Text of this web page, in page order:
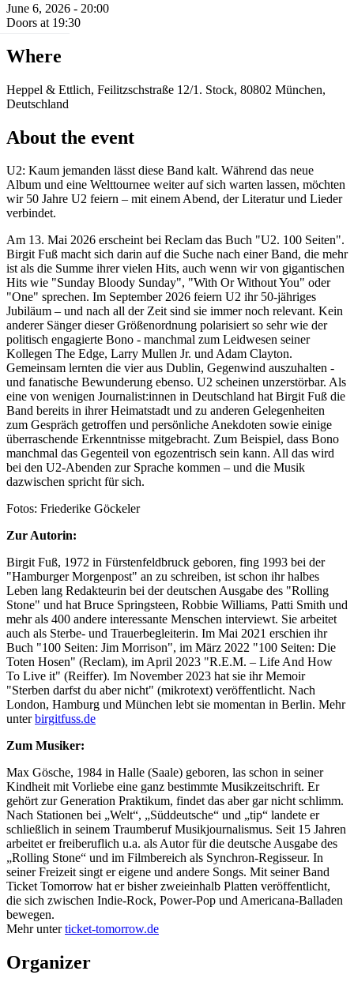
June 6, 2026 - 20:00
Doors at 19:30
Where
Heppel & Ettlich, Feilitzschstraße 12/1. Stock, 80802 München,
Deutschland
About the event
U2: Kaum jemanden lässt diese Band kalt. Während das neue
Album und eine Welttournee weiter auf sich warten lassen, möchten
wir 50 Jahre U2 feiern – mit einem Abend, der Literatur und Lieder
verbindet.
Am 13. Mai 2026 erscheint bei Reclam das Buch "U2. 100 Seiten".
Birgit Fuß macht sich darin auf die Suche nach einer Band, die mehr
ist als die Summe ihrer vielen Hits, auch wenn wir von gigantischen
Hits wie "Sunday Bloody Sunday", "With Or Without You" oder
"One" sprechen. Im September 2026 feiern U2 ihr 50-jähriges
Jubiläum – und nach all der Zeit sind sie immer noch relevant. Kein
anderer Sänger dieser Größenordnung polarisiert so sehr wie der
politisch engagierte Bono - manchmal zum Leidwesen seiner
Kollegen The Edge, Larry Mullen Jr. und Adam Clayton.
Gemeinsam lernten die vier aus Dublin, Gegenwind auszuhalten -
und fanatische Bewunderung ebenso. U2 scheinen unzerstörbar. Als
eine von wenigen Journalist:innen in Deutschland hat Birgit Fuß die
Band bereits in ihrer Heimatstadt und zu anderen Gelegenheiten
zum Gespräch getroffen und persönliche Anekdoten sowie einige
überraschende Erkenntnisse mitgebracht. Zum Beispiel, dass Bono
manchmal das Gegenteil von egozentrisch sein kann. All das wird
bei den U2-Abenden zur Sprache kommen – und die Musik
dazwischen spricht für sich.
Fotos: Friederike Göckeler
Zur Autorin:
Birgit Fuß, 1972 in Fürstenfeldbruck geboren, fing 1993 bei der
"Hamburger Morgenpost" an zu schreiben, ist schon ihr halbes
Leben lang Redakteurin bei der deutschen Ausgabe des "Rolling
Stone" und hat Bruce Springsteen, Robbie Williams, Patti Smith und
mehr als 400 andere interessante Menschen interviewt. Sie arbeitet
auch als Sterbe- und Trauerbegleiterin. Im Mai 2021 erschien ihr
Buch "100 Seiten: Jim Morrison", im März 2022 "100 Seiten: Die
Toten Hosen" (Reclam), im April 2023 "R.E.M. – Life And How
To Live it" (Reiffer). Im November 2023 hat sie ihr Memoir
"Sterben darfst du aber nicht" (mikrotext) veröffentlicht. Nach
London, Hamburg und München lebt sie momentan in Berlin. Mehr
unterbirgitfuss.de
Zum Musiker:
Max Gösche, 1984 in Halle (Saale) geboren, las schon in seiner
Kindheit mit Vorliebe eine ganz bestimmte Musikzeitschrift. Er
gehört zur Generation Praktikum, findet das aber gar nicht schlimm.
Nach Stationen bei „Welt“, „Süddeutsche“ und „tip“ landete er
schließlich in seinem Traumberuf Musikjournalismus. Seit 15 Jahren
arbeitet er freiberuflich u.a. als Autor für die deutsche Ausgabe des
„Rolling Stone“ und im Filmbereich als Synchron-Regisseur. In
seiner Freizeit singt er eigene und andere Songs. Mit seiner Band
Ticket Tomorrow hat er bisher zweieinhalb Platten veröffentlicht,
die sich zwischen Indie-Rock, Power-Pop und Americana-Balladen
bewegen.
Mehr unterticket-tomorrow.de
Organizer